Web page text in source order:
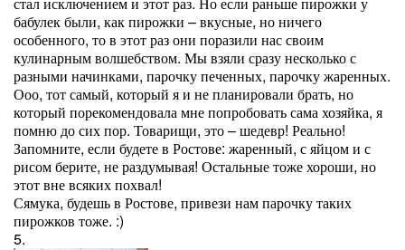
бабулек были, как пирожки – вкусные, но ничего
особенного, то в этот раз они поразили нас своим
кулинарным волшебством. Мы взяли сразу несколько с
разными начинками, парочку печенных, парочку жаренных.
Ооо, тот самый, который я и не планировали брать, но
который порекомендовала мне попробовать сама хозяйка, я
помню до сих пор. Товарищи, это – шедевр! Реально!
Запомните, если будете в Ростове: жаренный, с яйцом и с
рисом берите, не раздумывая! Остальные тоже хороши, но
этот вне всяких похвал!
Сямука, будешь в Ростове, привези нам парочку таких
пирожков тоже. :)
5.